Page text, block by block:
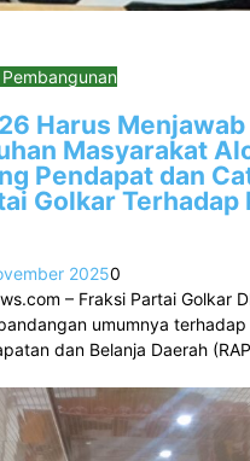
Harus
Masyarakat
Pendapat dan
Golkar Terhadap
20250
– Fraksi Partai Golkar
umumnya terhadap
dan Belanja Daerah